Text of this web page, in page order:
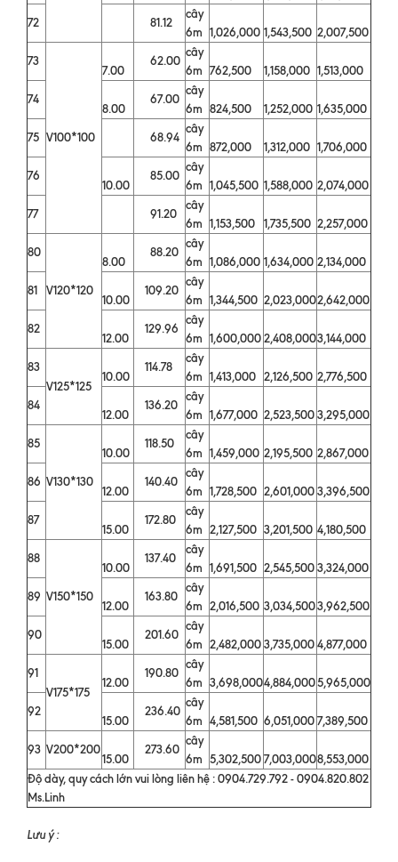
72
81.12
cây
6m 1,026,000 1,543,500 2,007,500
73
V100*100
7.00
62.00
cây
6m 762,500 1,158,000 1,513,000
74
8.00
67.00
cây
6m 824,500 1,252,000 1,635,000
75
68.94
cây
6m 872,000 1,312,000 1,706,000
76
10.00
85.00
cây
6m 1,045,500 1,588,000 2,074,000
77
91.20
cây
6m 1,153,500 1,735,500 2,257,000
80
V120*120
8.00
88.20
cây
6m 1,086,000 1,634,000 2,134,000
81
10.00
109.20
cây
6m 1,344,500 2,023,0002,642,000
82
12.00
129.96
cây
6m 1,600,0002,408,0003,144,000
83
V125*125
10.00
114.78
cây
6m 1,413,000 2,126,500 2,776,500
84
12.00
136.20
cây
6m 1,677,000 2,523,5003,295,000
85
V130*130
10.00
118.50
cây
6m 1,459,000 2,195,500 2,867,000
86
12.00
140.40
cây
6m 1,728,500 2,601,0003,396,500
87
15.00
172.80
cây
6m 2,127,500 3,201,500 4,180,500
88
V150*150
10.00
137.40
cây
6m 1,691,500 2,545,5003,324,000
89
12.00
163.80
cây
6m 2,016,500 3,034,5003,962,500
90
15.00
201.60
cây
6m 2,482,0003,735,0004,877,000
91
V175*175
12.00
190.80
cây
6m 3,698,0004,884,0005,965,000
92
15.00
236.40
cây
6m 4,581,500 6,051,0007,389,500
93 V200*200
15.00
273.60
cây
6m 5,302,5007,003,0008,553,000
Độ dày, quy cách lớn vui lòng liên hệ : 0904.729.792 - 0904.820.802
Ms.Linh
Lưu ý :